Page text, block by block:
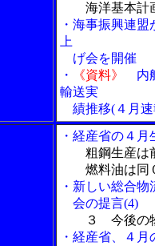
海洋基本計
・海事振興連
上
げ会を開催
・
《資料》
内
輸送実
績推移(４月速
・経産省の４
粗鋼生産は
燃料油は同０
・新しい総合
会の提言(4)
３ 今後の
・経産省、４